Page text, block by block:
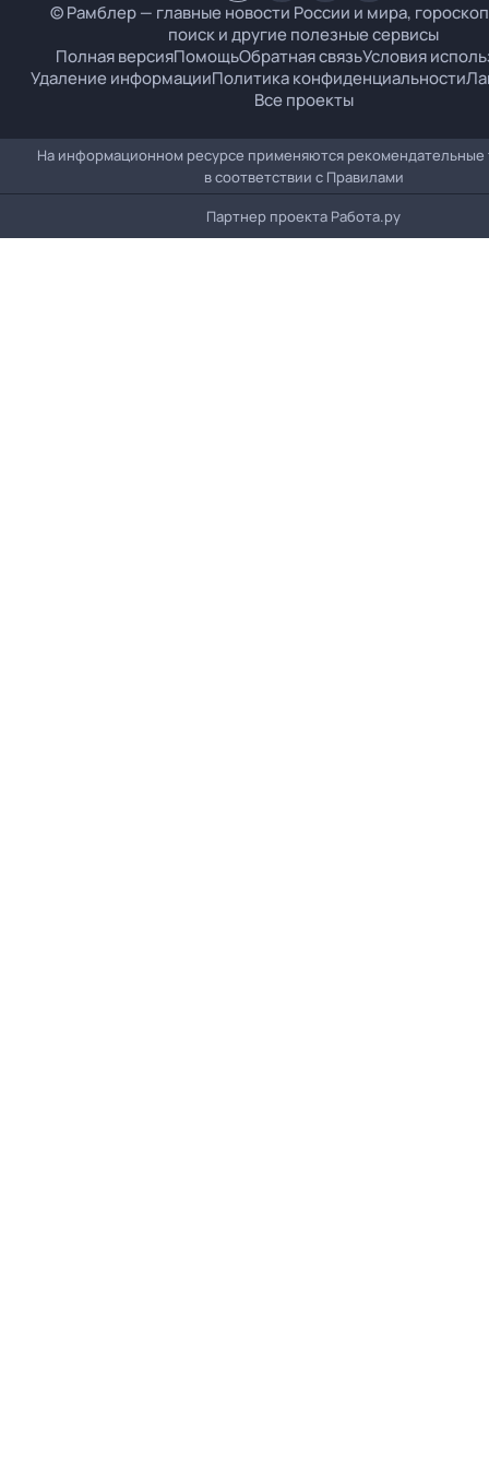
© Рамблер — главные новости России и мира,
поиск и другие полезные сервисы
Полная версияПомощьОбратная связьУсловия
Удаление информацииПолитика конфиденциальности
Все проекты
На информационном ресурсе применяются рекомендательные
в соответствии с Правилами
Партнер проекта Работа.ру